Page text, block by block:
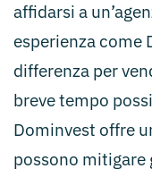
affidarsi a
esperienza come
differenza per
breve tempo
Dominvest offre
possono mitigare